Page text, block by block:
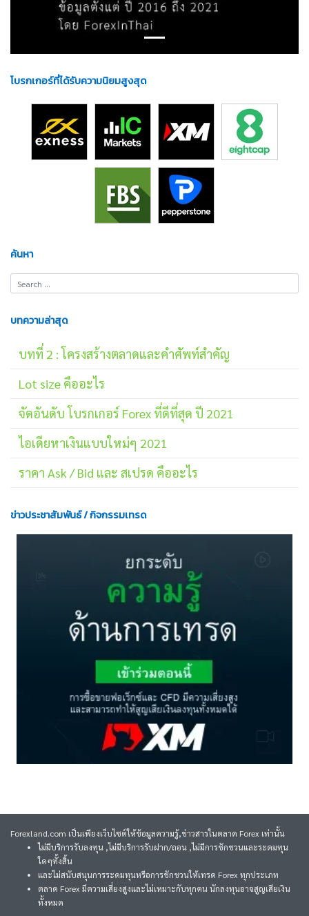
โบรกเกอร์ที่ได้รับความนิยมสูงสุด
ค้นหา
บทความล่าสุด
บทที่ 2 : โครงสร้างตลาดและคำศัพท์สำคัญ
Lot size คืออะไร
จัดอันดับ โบรกเกอร์ Forex ที่ดีที่สุด ปี 2021
ไอเดียหาเงินแบบใหม่ๆ 2021
ราคา Ask / Bid และ สเปรด คืออะไร
ข่าวประชาสัมพันธ์ / กิจกรรมเทรด
Forexland.com เป็นเพียงเว็บไซต์ให้ข้อมูลความรู้,ข่าวสารในตลาด Forex เท่านั้น
ไม่มีบริการรับลงทุน ,ไม่มีบริการรับฝาก/ถอน ,ไม่มีการชักชวนและระดมทุน
ใดๆทั้งสิ้น
และไม่สนับสนุนการระดมทุนหรือการชักชวนให้เทรด Forex ทุกประเภท
ตลาด Forex มีความเสี่ยงสูงและไม่เหมาะกับทุกคน นักลงทุนอาจสูญเสียเงิน
ทั้งหมด